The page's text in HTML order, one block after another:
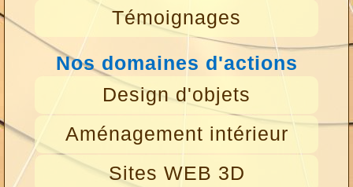
Témoignages
Nos domaines d'actions
Design d'objets
Aménagement intérieur
Sites WEB 3D